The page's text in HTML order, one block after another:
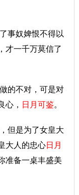
事奴婢恨不得以
才一千万莫信了
的不对，可是对
心， 日月可鉴。
但是为了女皇大
大人的忠心日月
准备一桌丰盛美